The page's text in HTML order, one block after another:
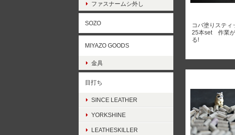
コバ塗りステ
25本set 作業
る!
ファスナームシ外し
SOZO
MIYAZO GOODS
金具
目打ち
SINCE LEATHER
YORKSHINE
LEATHESKILLER